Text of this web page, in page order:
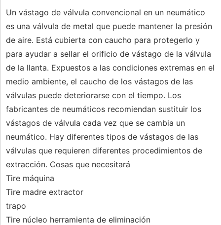
Un vástago de válvula convencional en un neumático
es una válvula de metal que puede mantener la presión
de aire. Está cubierta con caucho para protegerlo y
para ayudar a sellar el orificio de vástago de la válvula
de la llanta. Expuestos a las condiciones extremas en el
medio ambiente, el caucho de los vástagos de las
válvulas puede deteriorarse con el tiempo. Los
fabricantes de neumáticos recomiendan sustituir los
vástagos de válvula cada vez que se cambia un
neumático. Hay diferentes tipos de vástagos de las
válvulas que requieren diferentes procedimientos de
extracción. Cosas que necesitará
Tire máquina
Tire madre extractor
trapo
Tire núcleo herramienta de eliminación